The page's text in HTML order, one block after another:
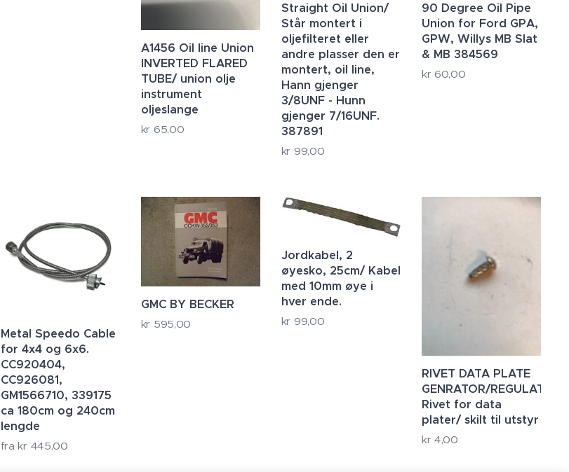
A1456 Oil line Union
INVERTED FLARED
TUBE/ union olje
instrument
oljeslange
kr 65,00
Straight Oil Union/
Står montert i
oljefilteret eller
andre plasser den er
montert, oil line,
Hann gjenger
3/8UNF - Hunn
gjenger 7/16UNF.
387891
kr 99,00
90 Degree Oil Pipe
Union for Ford GPA,
GPW, Willys MB Slat
& MB 384569
kr60,00
Metal Speedo Cable
for 4x4 og 6x6.
CC920404,
CC926081,
GM1566710, 339175
ca 180cm og 240cm
lengde
frakr 445,00
GMC BY BECKER
kr 595,00
Jordkabel, 2
øyesko, 25cm/ Kabel
med 10mm øye i
hver ende.
kr 99,00
RIVET DATA PLATE
GENRATOR/REGULATOR/
Rivet for data
plater/ skilt til utstyr
kr4,00